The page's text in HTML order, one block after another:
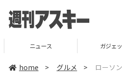
ニュース ガジェット
home > グルメ >
ローソ